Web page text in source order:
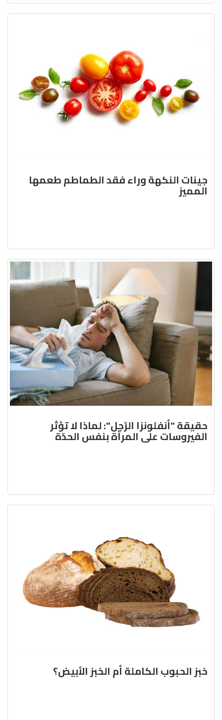
جينات النكهة وراء فقد الطماطم طعمها
المميز
حقيقة "أنفلونزا الرّجل": لماذا لا تؤثر
الفيروسات على المرأة بنفس الحدّة
خبز الحبوب الكاملة أم الخبز الأبيض؟